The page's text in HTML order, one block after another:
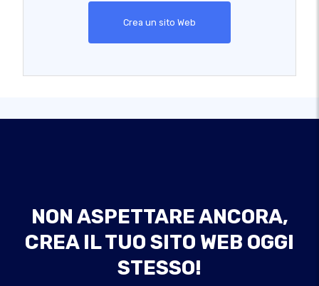
Crea un sito Web
NON ASPETTARE ANCORA,
CREA IL TUO SITO WEB OGGI
STESSO!